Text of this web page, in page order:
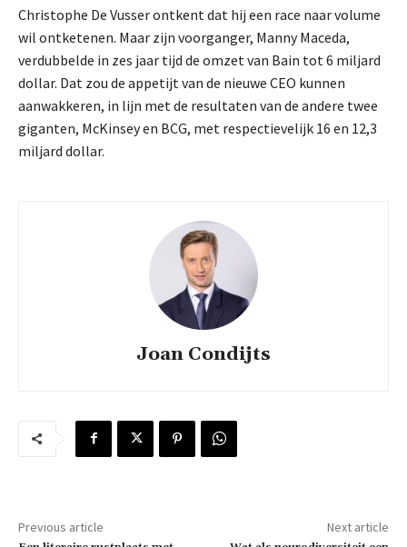
Christophe De Vusser ontkent dat hij een race naar volume
wil ontketenen. Maar zijn voorganger, Manny Maceda,
verdubbelde in zes jaar tijd de omzet van Bain tot 6 miljard
dollar. Dat zou de appetijt van de nieuwe CEO kunnen
aanwakkeren, in lijn met de resultaten van de andere twee
giganten, McKinsey en BCG, met respectievelijk 16 en 12,3
miljard dollar.
Joan Condijts
Previous article Next article